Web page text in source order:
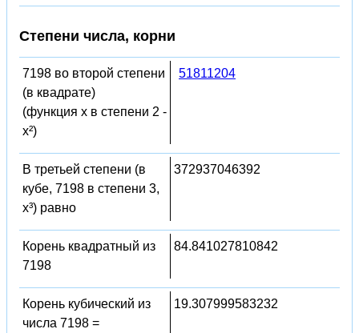
Степени числа, корни
7198 во второй степени
(в квадрате)
(функция x в степени 2 -
x²)
51811204
В третьей степени (в
кубе, 7198 в степени 3,
x³) равно
372937046392
Корень квадратный из
7198
84.841027810842
Корень кубический из
числа 7198 =
19.307999583232